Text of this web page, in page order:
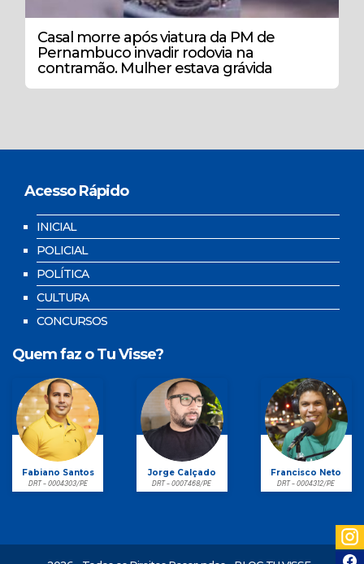
Casal morre após viatura da PM de
Pernambuco invadir rodovia na
contramão. Mulher estava grávida
Acesso Rápido
INICIAL
POLICIAL
POLÍTICA
CULTURA
CONCURSOS
Quem faz o Tu Visse?
Fabiano Santos
DRT - 0004303/PE
Jorge Calçado
DRT - 0007468/PE
Francisco Neto
DRT - 0004312/PE